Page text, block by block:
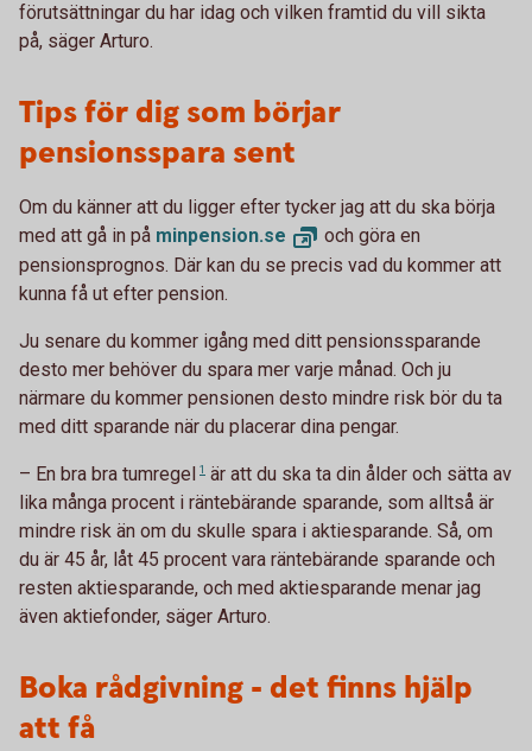
förutsättningar du har idag och vilken framtid du vill sikta
på, säger Arturo.
Tips för dig som börjar
pensionsspara sent
Om du känner att du ligger efter tycker jag att du ska börja
med att gå in på minpension.se
och göra en
pensionsprognos. Där kan du se precis vad du kommer att
kunna få ut efter pension.
Ju senare du kommer igång med ditt pensionssparande
desto mer behöver du spara mer varje månad. Och ju
närmare du kommer pensionen desto mindre risk bör du ta
med ditt sparande när du placerar dina pengar.
– En bra bra tumregel 1 är att du ska ta din ålder och sätta av
lika många procent i räntebärande sparande, som alltså är
mindre risk än om du skulle spara i aktiesparande. Så, om
du är 45 år, låt 45 procent vara räntebärande sparande och
resten aktiesparande, och med aktiesparande menar jag
även aktiefonder, säger Arturo.
Boka rådgivning - det finns hjälp
att få